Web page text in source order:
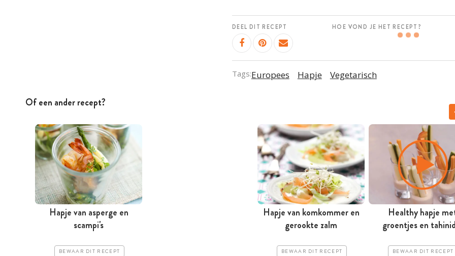
DEEL DIT RECEPT HOE VOND JE HET RECEPT?
Tags:Europees Hapje Vegetarisch
Of een ander recept?
Hapje van asperge en
scampi's
BEWAAR DIT RECEPT
Hapje van komkommer en
gerookte zalm
BEWAAR DIT RECEPT
Healthy hapje
groentjes en
BEWAAR DIT RECEPT